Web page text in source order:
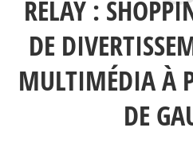
RELAY :
DE
MULTIMÉDIA À
DE